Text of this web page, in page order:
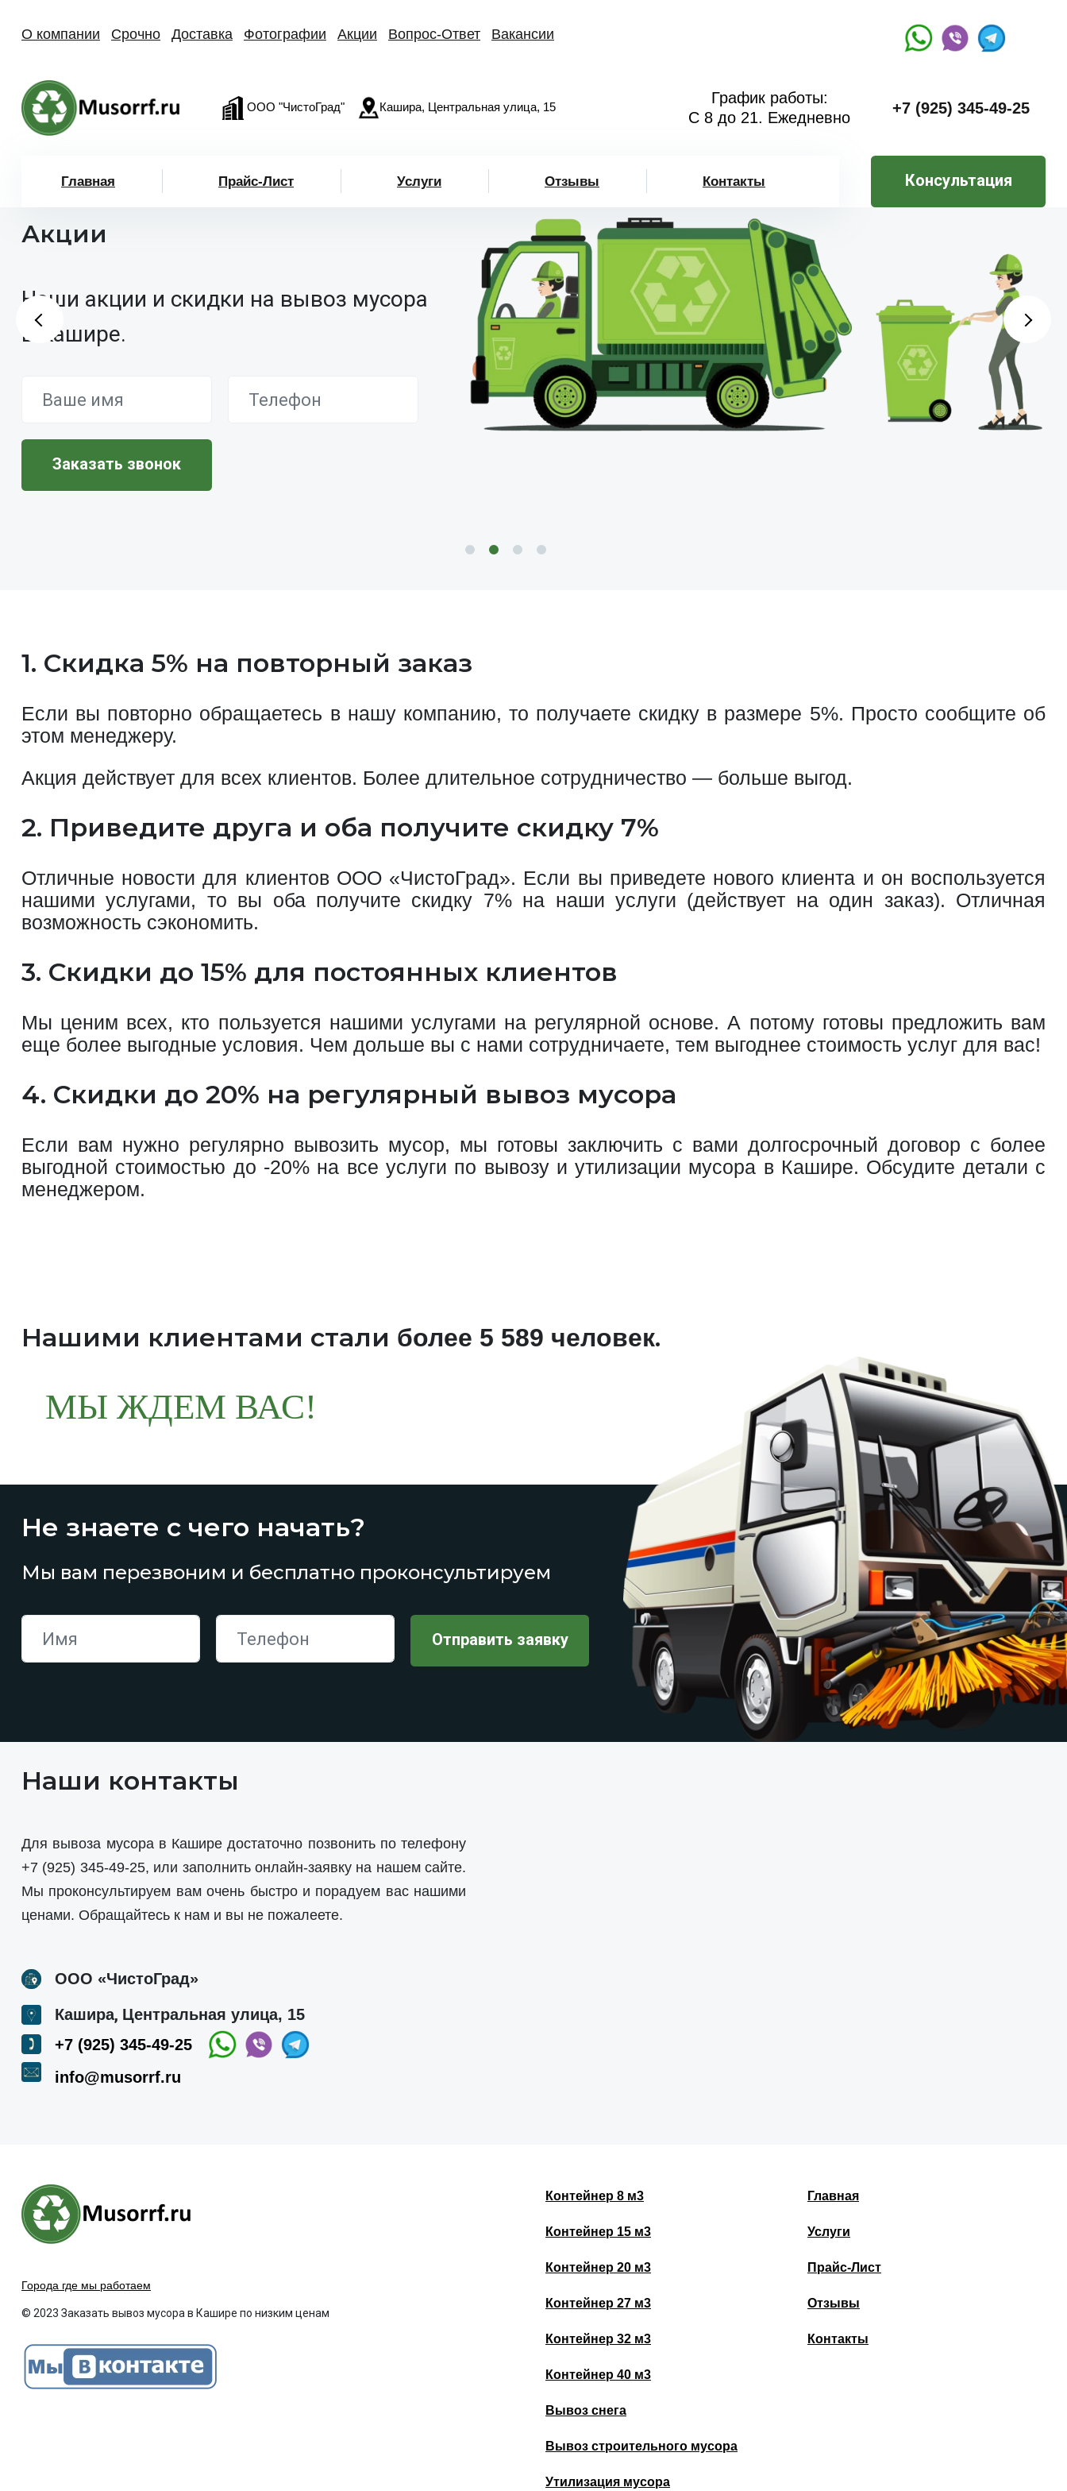
О компании Срочно Доставка Фотографии Акции Вопрос-Ответ Вакансии
ООО "ЧистоГрад" Кашира, Центральная улица, 15
График работы:
С 8 до 21. Ежедневно
+7 (925) 345-49-25
Главная Прайс-Лист Услуги Отзывы Контакты Консультация
Акции
Наши акции и скидки на вывоз мусора
в Кашире.
1. Скидка 5% на повторный заказ
Если вы повторно обращаетесь в нашу компанию, то получаете скидку в размере 5%. Просто сообщите об
этом менеджеру.
Акция действует для всех клиентов. Более длительное сотрудничество — больше выгод.
2. Приведите друга и оба получите скидку 7%
Отличные новости для клиентов ООО «ЧистоГрад». Если вы приведете нового клиента и он воспользуется
нашими услугами, то вы оба получите скидку 7% на наши услуги (действует на один заказ). Отличная
возможность сэкономить.
3. Скидки до 15% для постоянных клиентов
Мы ценим всех, кто пользуется нашими услугами на регулярной основе. А потому готовы предложить вам
еще более выгодные условия. Чем дольше вы с нами сотрудничаете, тем выгоднее стоимость услуг для вас!
4. Скидки до 20% на регулярный вывоз мусора
Если вам нужно регулярно вывозить мусор, мы готовы заключить с вами долгосрочный договор с более
выгодной стоимостью до -20% на все услуги по вывозу и утилизации мусора в Кашире. Обсудите детали с
менеджером.
Нашими клиентами стали более 5 589 человек.
МЫ ЖДЕМ ВАС!
Не знаете с чего начать?
Мы вам перезвоним и бесплатно проконсультируем
Наши контакты
Для вывоза мусора в Кашире достаточно позвонить по телефону
+7 (925) 345-49-25, или заполнить онлайн-заявку на нашем сайте.
Мы проконсультируем вам очень быстро и порадуем вас нашими
ценами. Обращайтесь к нам и вы не пожалеете.
ООО «ЧистоГрад»
Кашира, Центральная улица, 15
+7 (925) 345-49-25
info@musorrf.ru
Контейнер 8 м3
Контейнер 15 м3
Контейнер 20 м3
Контейнер 27 м3
Контейнер 32 м3
Контейнер 40 м3
Вывоз снега
Вывоз строительного мусора
Утилизация мусора
Главная
Услуги
Прайс-Лист
Отзывы
Контакты
Города где мы работаем
© 2023 Заказать вывоз мусора в Кашире по низким ценам